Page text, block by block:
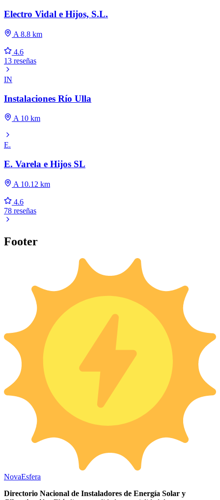
Electro Vidal e Hijos, S.L.
A 8.8 km
4.6
13 reseñas
IN
Instalaciones Río Ulla
A 10 km
E.
E. Varela e Hijos SL
A 10.12 km
4.6
78 reseñas
Footer
NovaEsfera
Directorio Nacional de Instaladores de Energía Solar y